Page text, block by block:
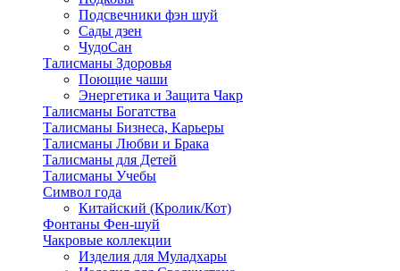
Подсвечники фэн шуй
Сады дзен
ЧудоСан
Талисманы Здоровья
Поющие чаши
Энергетика и Защита Чакр
Талисманы Богатства
Талисманы Бизнеса, Карьеры
Талисманы Любви и Брака
Талисманы для Детей
Талисманы Учебы
Символ года
Китайский (Кролик/Кот)
Фонтаны Фен-шуй
Чакровые коллекции
Изделия для Муладхары